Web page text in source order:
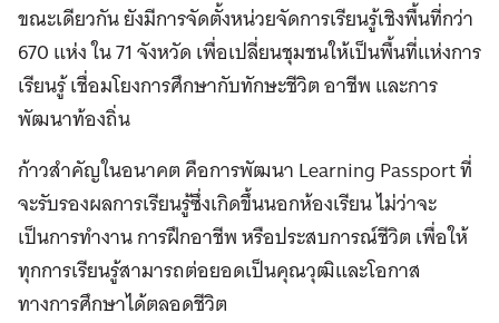
ขณะเดียวกัน ยังมีการจัดตั้งหน่วยจัดการเรียนรู้เชิงพื้นที่กว่า
670 แห่ง ใน 71 จังหวัด เพื่อเปลี่ยนชุมชนให้เป็นพื้นที่แห่งการ
เรียนรู้ เชื่อมโยงการศึกษากับทักษะชีวิต อาชีพ และการ
พัฒนาท้องถิ่น
ก้าวสำคัญในอนาคต คือการพัฒนา Learning Passport ที่
จะรับรองผลการเรียนรู้ซึ่งเกิดขึ้นนอกห้องเรียน ไม่ว่าจะ
เป็นการทำงาน การฝึกอาชีพ หรือประสบการณ์ชีวิต เพื่อให้
ทุกการเรียนรู้สามารถต่อยอดเป็นคุณวุฒิและโอกาส
ทางการศึกษาได้ตลอดชีวิต